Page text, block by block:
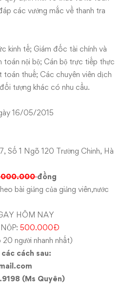
các vướng mắc về thanh tra
kinh tế; Giám đốc tài chính và
toán nội bộ; Cán bộ trực tiếp thực
toán thuế; Các chuyên viên dịch
tượng khác có nhu cầu.
16/05/2015
Số 1 Ngõ 120 Trường Chinh, Hà
đồng
bài giảng của giảng viên,nước
HÔM NAY
500.000Đ
người nhanh nhất)
cách sau:
(Ms Quyên)